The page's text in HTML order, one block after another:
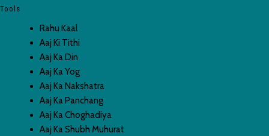
Tools
Rahu Kaal
Aaj Ki Tithi
Aaj Ka Din
Aaj Ka Yog
Aaj Ka Nakshatra
Aaj Ka Panchang
Aaj Ka Choghadiya
Aaj Ka Shubh Muhurat